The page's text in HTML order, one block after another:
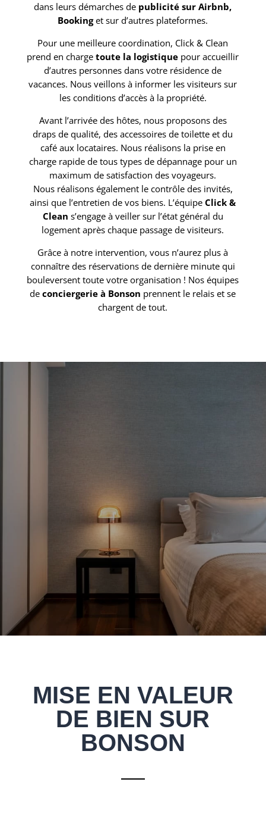
dans leurs démarches de publicité sur Airbnb,
Bookinget sur d’autres plateformes.
Pour une meilleure coordination, Click & Clean
prend en chargetoute la logistique pour accueillir
d’autres personnes dans votre résidence de
vacances. Nous veillons à informer les visiteurs sur
les conditions d’accès à la propriété.
Avant l’arrivée des hôtes, nous proposons des
draps de qualité, des accessoires de toilette et du
café aux locataires. Nous réalisons la prise en
charge rapide de tous types de dépannage pour un
maximum de satisfaction des voyageurs.
Nous réalisons également le contrôle des invités,
ainsi que l’entretien de vos biens. L’équipeClick &
Clean s’engage à veiller sur l’état général du
logement après chaque passage de visiteurs.
Grâce à notre intervention, vous n’aurez plus à
connaître des réservations de dernière minute qui
bouleversent toute votre organisation ! Nos équipes
deconciergerie à Bonson prennent le relais et se
chargent de tout.
MISE EN VALEUR
DE BIEN SUR
BONSON